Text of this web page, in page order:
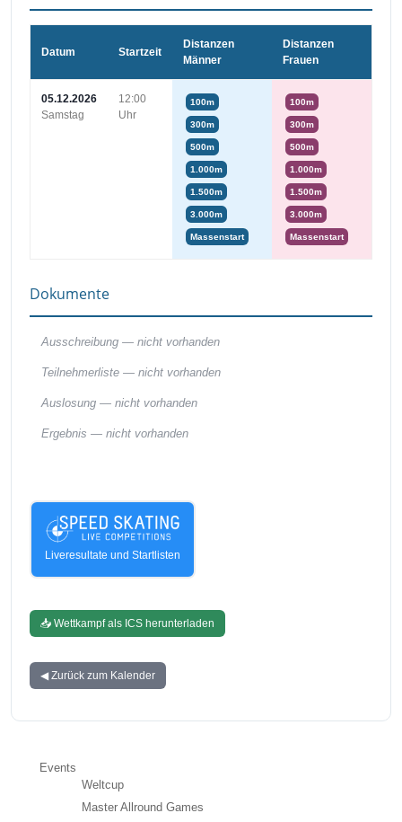
Datum Startzeit
Distanzen
Männer
Distanzen
Frauen
05.12.2026
Samstag
12:00
Uhr
100m
300m
500m
1.000m
1.500m
3.000m
Massenstart
100m
300m
500m
1.000m
1.500m
3.000m
Massenstart
Dokumente
Ausschreibung — nicht vorhanden
Teilnehmerliste — nicht vorhanden
Auslosung — nicht vorhanden
Ergebnis — nicht vorhanden
Liveresultate und Startlisten
📥 Wettkampf als ICS herunterladen
◀ Zurück zum Kalender
Events
Weltcup
Master Allround Games